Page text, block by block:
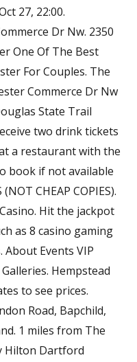
27, 22:00.
Dr Nw. 2350
One Of The Best
For Couples. The
Commerce Dr Nw
State Trail
two drink tickets
a restaurant with the
book if not available
CHEAP COPIES).
Hit the jackpot
as 8 casino gaming
About Events VIP
Hempstead
to see prices.
Road, Bapchild,
1 miles from The
Hilton Dartford